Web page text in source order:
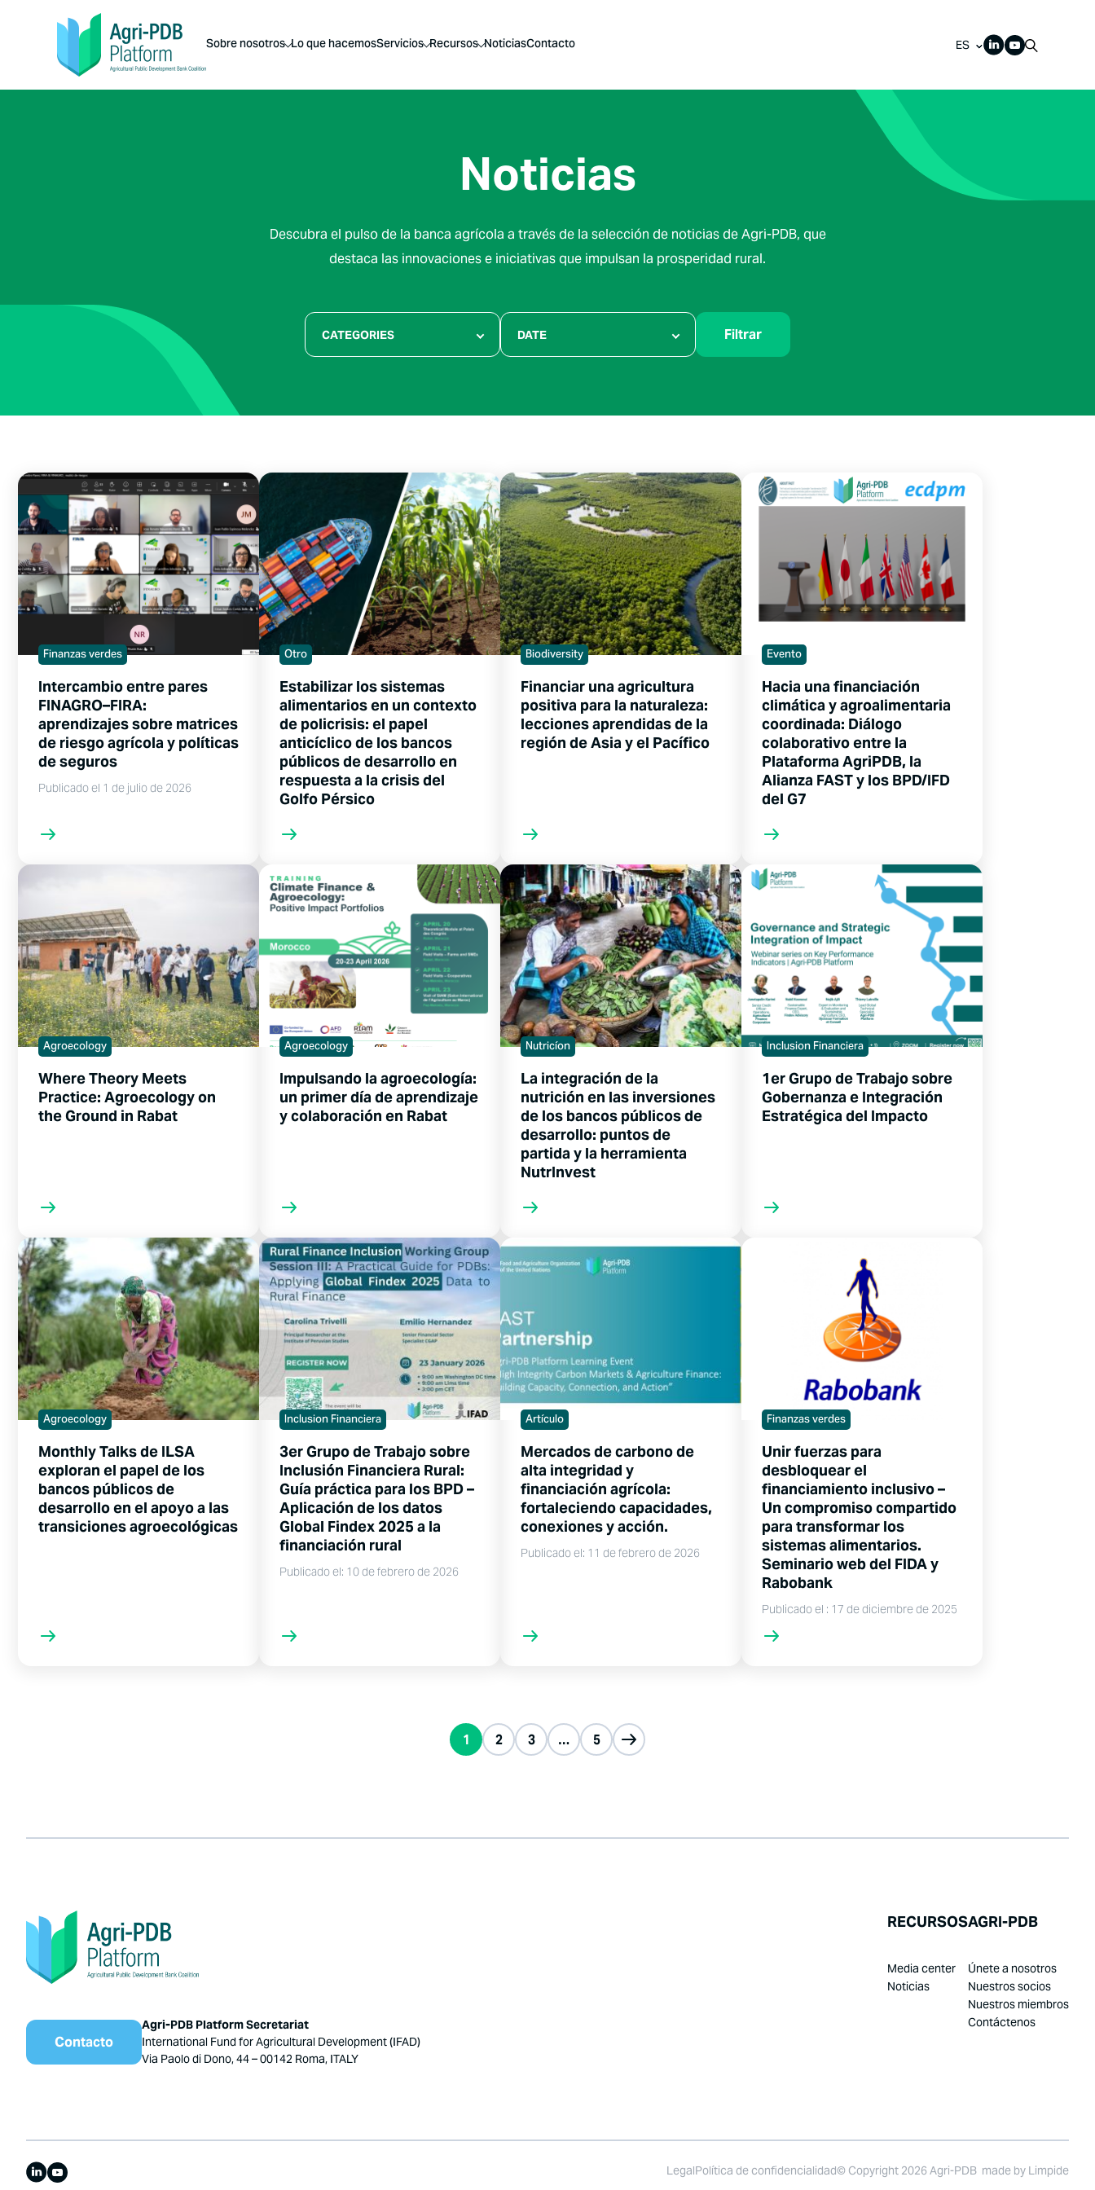
Sobre nosotros Lo que hacemosServicios Recursos NoticiasContacto ES
Noticias
Descubra el pulso de la banca agrícola a través de la selección de noticias de Agri-PDB, que
destaca las innovaciones e iniciativas que impulsan la prosperidad rural.
CATEGORIES DATE Filtrar
Finanzas verdes
Intercambio entre pares
FINAGRO–FIRA:
aprendizajes sobre matrices
de riesgo agrícola y políticas
de seguros
Publicado el 1 de julio de 2026
Otro
Estabilizar los sistemas
alimentarios en un contexto
de policrisis: el papel
anticíclico de los bancos
públicos de desarrollo en
respuesta a la crisis del
Golfo Pérsico
Biodiversity
Financiar una agricultura
positiva para la naturaleza:
lecciones aprendidas de la
región de Asia y el Pacífico
Evento
Hacia una financiación
climática y agroalimentaria
coordinada: Diálogo
colaborativo entre la
Plataforma AgriPDB, la
Alianza FAST y los BPD/IFD
del G7
Agroecology
Where Theory Meets
Practice: Agroecology on
the Ground in Rabat
Agroecology
Impulsando la agroecología:
un primer día de aprendizaje
y colaboración en Rabat
Nutricíon
La integración de la
nutrición en las inversiones
de los bancos públicos de
desarrollo: puntos de
partida y la herramienta
NutrInvest
Inclusion Financiera
1er Grupo de Trabajo sobre
Gobernanza e Integración
Estratégica del Impacto
Agroecology
Monthly Talks de ILSA
exploran el papel de los
bancos públicos de
desarrollo en el apoyo a las
transiciones agroecológicas
Inclusion Financiera
3er Grupo de Trabajo sobre
Inclusión Financiera Rural:
Guía práctica para los BPD –
Aplicación de los datos
Global Findex 2025 a la
financiación rural
Publicado el: 10 de febrero de 2026
Artículo
Mercados de carbono de
alta integridad y
financiación agrícola:
fortaleciendo capacidades,
conexiones y acción.
Publicado el: 11 de febrero de 2026
Finanzas verdes
Unir fuerzas para
desbloquear el
financiamiento inclusivo –
Un compromiso compartido
para transformar los
sistemas alimentarios.
Seminario web del FIDA y
Rabobank
Publicado el : 17 de diciembre de 2025
1 2 3 … 5
Contacto
Agri-PDB Platform Secretariat
International Fund for Agricultural Development (IFAD)
Via Paolo di Dono, 44 – 00142 Roma, ITALY
RECURSOS
Media center
Noticias
AGRI-PDB
Únete a nosotros
Nuestros socios
Nuestros miembros
Contáctenos
LegalPolítica de confidencialidad© Copyright 2026 Agri-PDB made by Limpide